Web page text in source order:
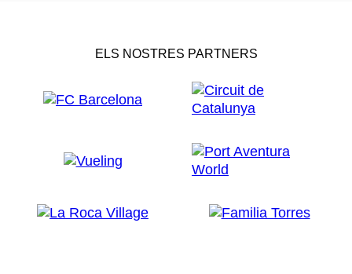
ELS NOSTRES PARTNERS